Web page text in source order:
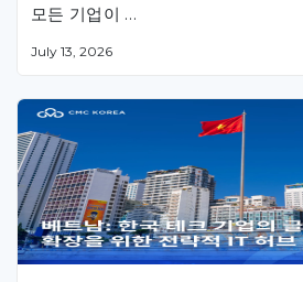
모든 기업이 …
July 13, 2026